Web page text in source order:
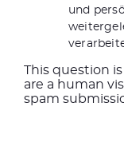
und
This question
are a human
spam